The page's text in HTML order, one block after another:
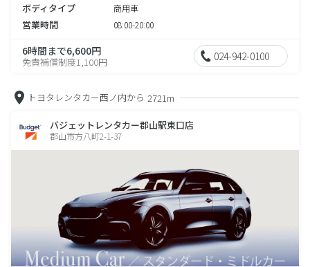
ボディタイプ 商用車
営業時間 08:00-20:00
6時間まで6,600円
免責補償制度1,100円 024-942-0100
トヨタレンタカー西ノ内から 2721m
バジェットレンタカー郡山駅東口店
郡山市方八町2-1-37